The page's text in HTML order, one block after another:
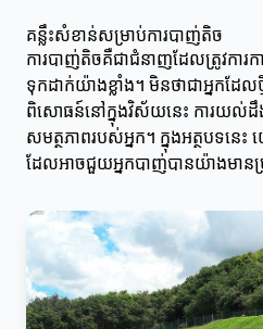
គន្លឹះសំខាន់សម្រាប់ការបាញ់តិច
ការបាញ់តិចគឺជាជំនាញដែលត្រូវការក
ទុកដាក់យ៉ាងខ្លាំង។ មិនថាជាអ្នកដែល
ពិសោធន៍នៅក្នុងវិស័យនេះ ការយល់ដឹ
សមត្ថភាពរបស់អ្នក។ ក្នុងអត្ថបទនេ
ដែលអាចជួយអ្នកបាញ់បានយ៉ាងមានប្